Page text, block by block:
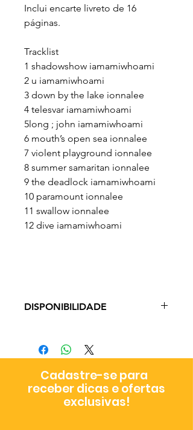
Inclui encarte livreto de 16
páginas.
Tracklist
1 shadowshow iamamiwhoami
2 u iamamiwhoami
3 down by the lake ionnalee
4 telesvar iamamiwhoami
5long ; john iamamiwhoami
6 mouth’s open sea ionnalee
7 violent playground ionnalee
8 summer samaritan ionnalee
9 the deadlock iamamiwhoami
10 paramount ionnalee
11 swallow ionnalee
12 dive iamamiwhoami
DISPONIBILIDADE
Prazo de Entrega: 3 - 29 dias úteis
Cadastre-se para
receber dicas e ofertas
exclusivas!